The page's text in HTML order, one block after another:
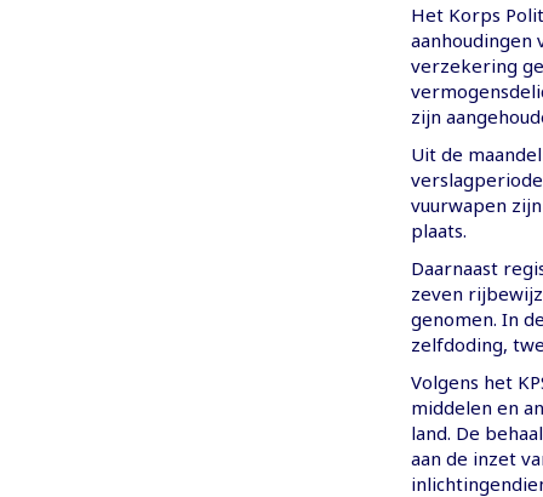
Het Korps
aanhoudingen
verzekering
zijn
Uit de
vuurwapen
plaats.
Daarnaast
zeven
genomen. In
zelfdoding,
Volgens het
middelen en
land. De
aan de inzet